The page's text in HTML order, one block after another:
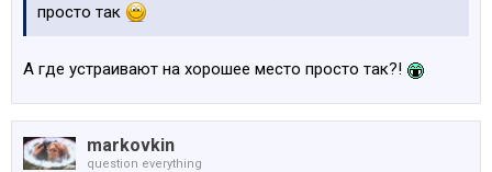
просто так
А где устраивают на хорошее место просто так?!
markovkin
question everything